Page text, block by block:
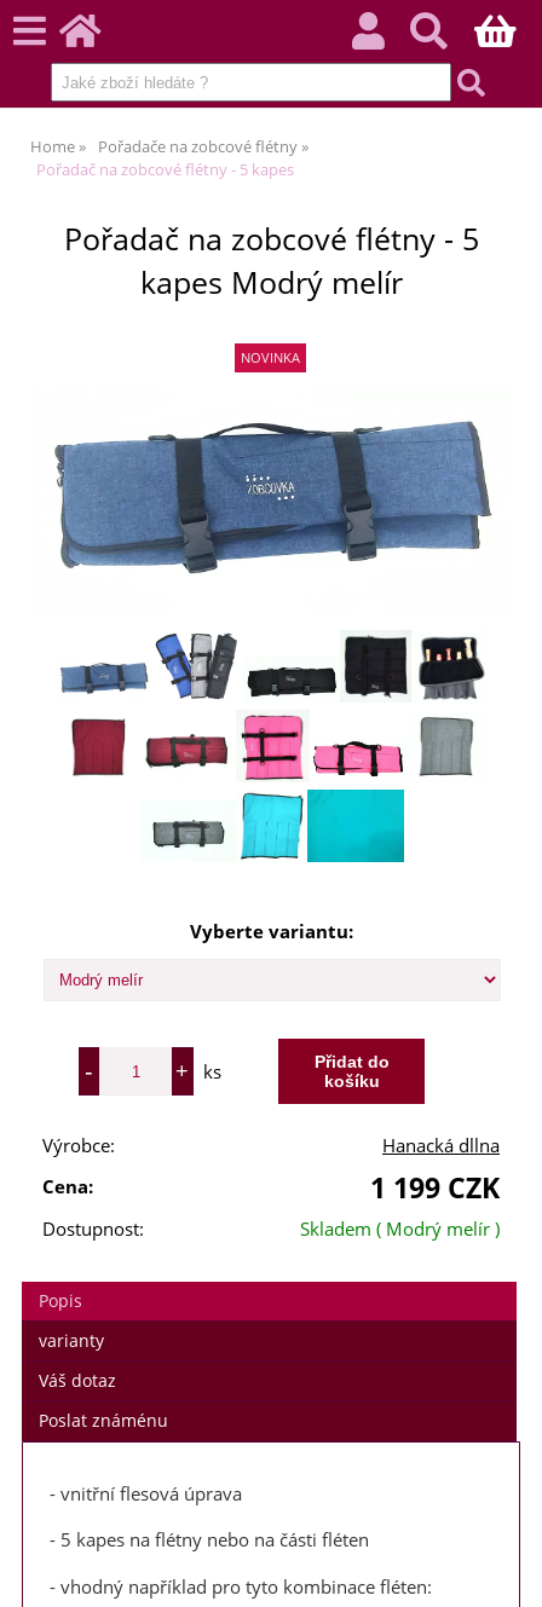
Home
Pořadače na zobcové flétny
Pořadač na zobcové flétny - 5 kapes
Pořadač na zobcové flétny - 5
kapes Modrý melír
Vyberte variantu:
ks
Výrobce:
Hanacká dllna
Cena:
1 199 CZK
Dostupnost: Skladem ( Modrý melír )
Popis
varianty
Váš dotaz
Poslat známénu
- vnitřní flesová úprava
- 5 kapes na flétny nebo na části fléten
- vhodný například pro tyto kombinace fléten: